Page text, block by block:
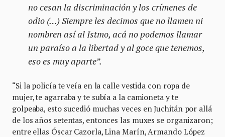
no cesan la discriminación y los crímenes de
odio (…) Siempre les decimos que no llamen ni
nombren así al Istmo, acá no podemos llamar
un paraíso a la libertad y al goce que tenemos,
eso es muy aparte”.
“Si la policía te veía en la calle vestida con ropa de
mujer, te agarraba y te subía a la camioneta y te
golpeaba, esto sucedió muchas veces en Juchitán por allá
de los años setentas, entonces las muxes se organizaron;
entre ellas Óscar Cazorla, Lina Marín, Armando López